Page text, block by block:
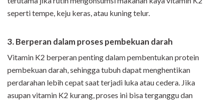
seperti tempe, keju keras, atau kuning telur.
3. Berperan dalam proses pembekuan darah
Vitamin K2 berperan penting dalam pembentukan protein
pembekuan darah, sehingga tubuh dapat menghentikan
perdarahan lebih cepat saat terjadi luka atau cedera. Jika
asupan vitamin K2 kurang, proses ini bisa terganggu dan